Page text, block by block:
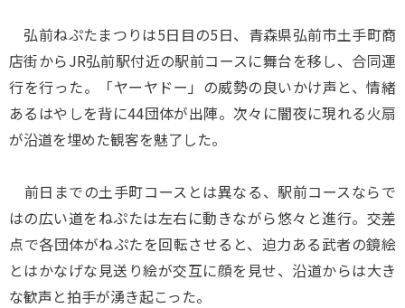
弘前ねぷたまつりは5日目の5日、青森県弘前市土手町商
店街からJR弘前駅付近の駅前コースに舞台を移し、合同運
行を行った。「ヤーヤドー」の威勢の良いかけ声と、情緒
あるはやしを背に44団体が出陣。次々に闇夜に現れる火扇
が沿道を埋めた観客を魅了した。
前日までの土手町コースとは異なる、駅前コースならで
はの広い道をねぷたは左右に動きながら悠々と進行。交差
点で各団体がねぷたを回転させると、迫力ある武者の鏡絵
とはかなげな見送り絵が交互に顔を見せ、沿道からは大き
な歓声と拍手が湧き起こった。